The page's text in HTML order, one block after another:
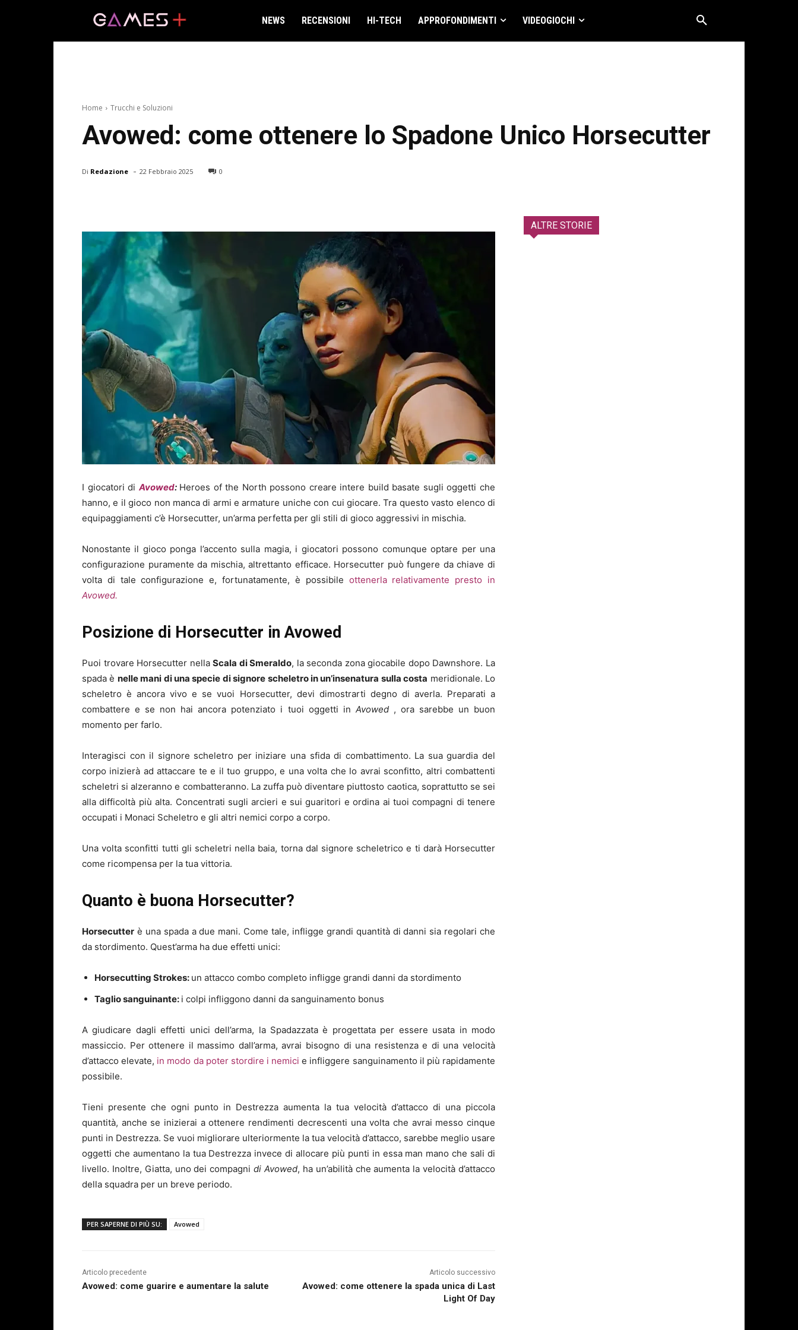
NEWS RECENSIONI HI-TECH APPROFONDIMENTI VIDEOGIOCHI
Home Trucchi e Soluzioni
Avowed: come ottenere lo Spadone Unico Horsecutter
Di Redazione - 22 Febbraio 2025 0
I giocatori di Avowed: Heroes of the North possono creare intere build basate sugli oggetti che
hanno, e il gioco non manca di armi e armature uniche con cui giocare. Tra questo vasto elenco di
equipaggiamenti c’è Horsecutter, un’arma perfetta per gli stili di gioco aggressivi in mischia.
Nonostante il gioco ponga l’accento sulla magia, i giocatori possono comunque optare per una
configurazione puramente da mischia, altrettanto efficace. Horsecutter può fungere da chiave di
volta di tale configurazione e, fortunatamente, è possibile ottenerla relativamente presto in
Avowed.
Posizione di Horsecutter in Avowed
Puoi trovare Horsecutter nellaScala di Smeraldo, la seconda zona giocabile dopo Dawnshore. La
spada è nelle mani di una specie di signore scheletro in un’insenatura sulla costa meridionale. Lo
scheletro è ancora vivo e se vuoi Horsecutter, devi dimostrarti degno di averla. Preparati a
combattere e se non hai ancora potenziato i tuoi oggetti in Avowed , ora sarebbe un buon
momento per farlo.
Interagisci con il signore scheletro per iniziare una sfida di combattimento. La sua guardia del
corpo inizierà ad attaccare te e il tuo gruppo, e una volta che lo avrai sconfitto, altri combattenti
scheletri si alzeranno e combatteranno. La zuffa può diventare piuttosto caotica, soprattutto se sei
alla difficoltà più alta. Concentrati sugli arcieri e sui guaritori e ordina ai tuoi compagni di tenere
occupati i Monaci Scheletro e gli altri nemici corpo a corpo.
Una volta sconfitti tutti gli scheletri nella baia, torna dal signore scheletrico e ti darà Horsecutter
come ricompensa per la tua vittoria.
Quanto è buona Horsecutter?
Horsecutter è una spada a due mani. Come tale, infligge grandi quantità di danni sia regolari che
da stordimento. Quest’arma ha due effetti unici:
Horsecutting Strokes: un attacco combo completo infligge grandi danni da stordimento
Taglio sanguinante: i colpi infliggono danni da sanguinamento bonus
A giudicare dagli effetti unici dell’arma, la Spadazzata è progettata per essere usata in modo
massiccio. Per ottenere il massimo dall’arma, avrai bisogno di una resistenza e di una velocità
d’attacco elevate, in modo da poter stordire i nemici e infliggere sanguinamento il più rapidamente
possibile.
Tieni presente che ogni punto in Destrezza aumenta la tua velocità d’attacco di una piccola
quantità, anche se inizierai a ottenere rendimenti decrescenti una volta che avrai messo cinque
punti in Destrezza. Se vuoi migliorare ulteriormente la tua velocità d’attacco, sarebbe meglio usare
oggetti che aumentano la tua Destrezza invece di allocare più punti in essa man mano che sali di
livello. Inoltre, Giatta, uno dei compagnidi Avowed, ha un’abilità che aumenta la velocità d’attacco
della squadra per un breve periodo.
PER SAPERNE DI PIÙ SU: Avowed
Articolo precedente
Avowed: come guarire e aumentare la salute
Articolo successivo
Avowed: come ottenere la spada unica di Last
Light Of Day
ALTRE STORIE